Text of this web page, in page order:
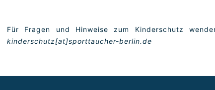
Für Fragen und Hinweise zum Kinderschutz
kinderschutz[at]sporttaucher-berlin.de